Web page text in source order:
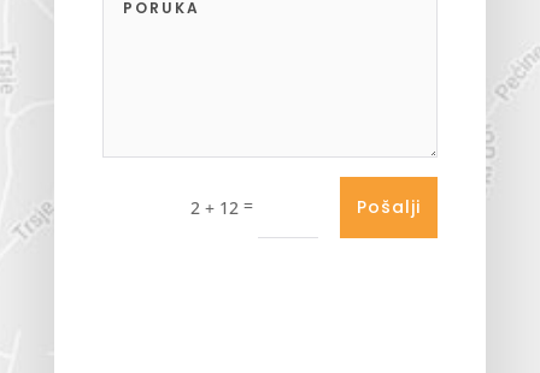
2 + 12 = Pošalji